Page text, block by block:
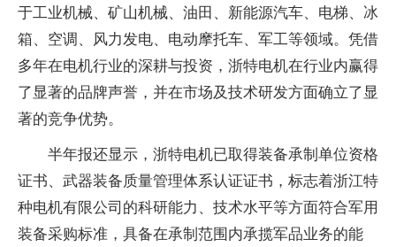
于工业机械、矿山机械、油田、新能源汽车、电梯、冰
箱、空调、风力发电、电动摩托车、军工等领域。凭借
多年在电机行业的深耕与投资，浙特电机在行业内赢得
了显著的品牌声誉，并在市场及技术研发方面确立了显
著的竞争优势。
半年报还显示，浙特电机已取得装备承制单位资格
证书、武器装备质量管理体系认证证书，标志着浙江特
种电机有限公司的科研能力、技术水平等方面符合军用
装备采购标准，具备在承制范围内承揽军品业务的能